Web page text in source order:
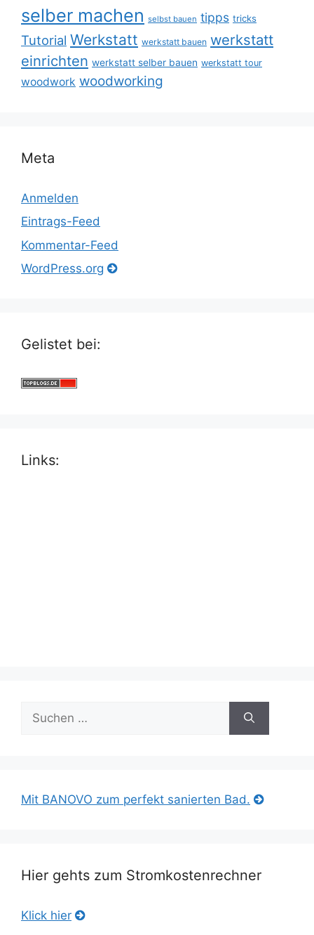
selber machen selbst bauen tipps tricks
Tutorial Werkstatt werkstatt bauen werkstatt
einrichten werkstatt selber bauen werkstatt tour
woodwork woodworking
Meta
Anmelden
Eintrags-Feed
Kommentar-Feed
WordPress.org
Gelistet bei:
Links:
nach:
Mit BANOVO zum perfekt sanierten Bad.
Hier gehts zum Stromkostenrechner
Klick hier